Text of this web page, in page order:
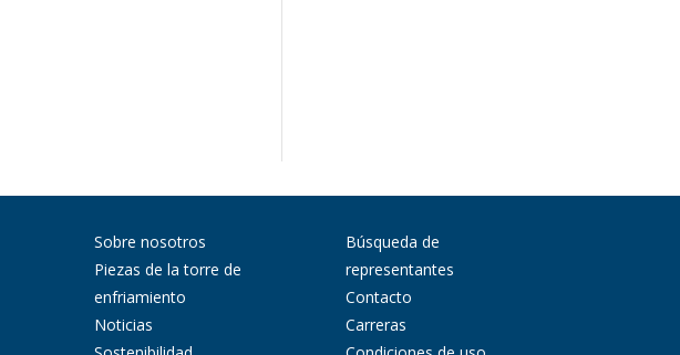
Sobre nosotros
Piezas de la torre de
enfriamiento
Noticias
Búsqueda de
representantes
Contacto
Carreras